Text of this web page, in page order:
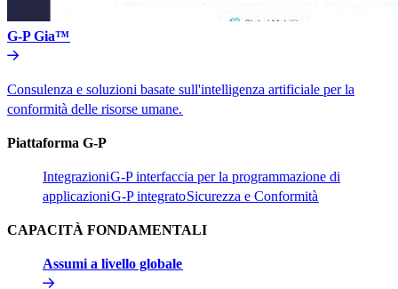
G-P Gia™​​
Consulenza e soluzioni basate sull'intelligenza artificiale per la
conformità delle risorse umane.​​
Piattaforma G-P​​
Integrazioni​​G-P interfaccia per la programmazione di
applicazioni​​G-P integrato​​Sicurezza e Conformità​​
CAPACITÀ FONDAMENTALI​​
Assumi a livello globale​​